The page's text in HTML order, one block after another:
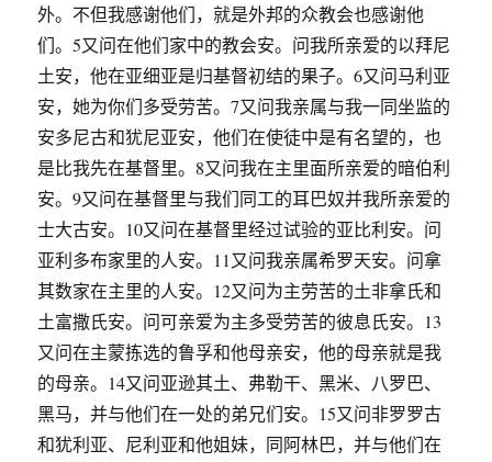
外。不但我感谢他们，就是外邦的众教会也感谢他
们。5又问在他们家中的教会安。问我所亲爱的以拜尼
土安，他在亚细亚是归基督初结的果子。6又问马利亚
安，她为你们多受劳苦。7又问我亲属与我一同坐监的
安多尼古和犹尼亚安，他们在使徒中是有名望的，也
是比我先在基督里。8又问我在主里面所亲爱的暗伯利
安。9又问在基督里与我们同工的耳巴奴并我所亲爱的
士大古安。10又问在基督里经过试验的亚比利安。问
亚利多布家里的人安。11又问我亲属希罗天安。问拿
其数家在主里的人安。12又问为主劳苦的土非拿氏和
土富撒氏安。问可亲爱为主多受劳苦的彼息氏安。13
又问在主蒙拣选的鲁孚和他母亲安，他的母亲就是我
的母亲。14又问亚逊其土、弗勒干、黑米、八罗巴、
黑马，并与他们在一处的弟兄们安。15又问非罗罗古
和犹利亚、尼利亚和他姐妹，同阿林巴，并与他们在